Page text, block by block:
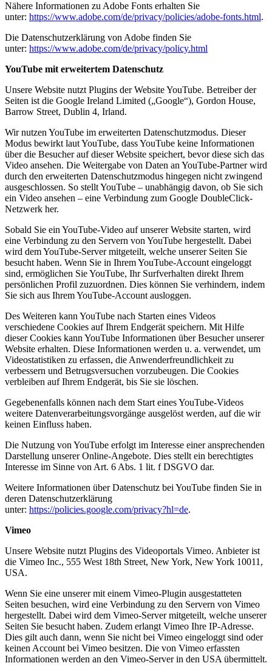
Nähere Informationen zu Adobe Fonts erhalten Sie
unter: https://www.adobe.com/de/privacy/policies/adobe-fonts.html.
Die Datenschutzerklärung von Adobe finden Sie
unter: https://www.adobe.com/de/privacy/policy.html
YouTube mit erweitertem Datenschutz
Unsere Website nutzt Plugins der Website YouTube. Betreiber der
Seiten ist die Google Ireland Limited („Google“), Gordon House,
Barrow Street, Dublin 4, Irland.
Wir nutzen YouTube im erweiterten Datenschutzmodus. Dieser
Modus bewirkt laut YouTube, dass YouTube keine Informationen
über die Besucher auf dieser Website speichert, bevor diese sich das
Video ansehen. Die Weitergabe von Daten an YouTube-Partner wird
durch den erweiterten Datenschutzmodus hingegen nicht zwingend
ausgeschlossen. So stellt YouTube – unabhängig davon, ob Sie sich
ein Video ansehen – eine Verbindung zum Google DoubleClick-
Netzwerk her.
Sobald Sie ein YouTube-Video auf unserer Website starten, wird
eine Verbindung zu den Servern von YouTube hergestellt. Dabei
wird dem YouTube-Server mitgeteilt, welche unserer Seiten Sie
besucht haben. Wenn Sie in Ihrem YouTube-Account eingeloggt
sind, ermöglichen Sie YouTube, Ihr Surfverhalten direkt Ihrem
persönlichen Profil zuzuordnen. Dies können Sie verhindern, indem
Sie sich aus Ihrem YouTube-Account ausloggen.
Des Weiteren kann YouTube nach Starten eines Videos
verschiedene Cookies auf Ihrem Endgerät speichern. Mit Hilfe
dieser Cookies kann YouTube Informationen über Besucher unserer
Website erhalten. Diese Informationen werden u. a. verwendet, um
Videostatistiken zu erfassen, die Anwenderfreundlichkeit zu
verbessern und Betrugsversuchen vorzubeugen. Die Cookies
verbleiben auf Ihrem Endgerät, bis Sie sie löschen.
Gegebenenfalls können nach dem Start eines YouTube-Videos
weitere Datenverarbeitungsvorgänge ausgelöst werden, auf die wir
keinen Einfluss haben.
Die Nutzung von YouTube erfolgt im Interesse einer ansprechenden
Darstellung unserer Online-Angebote. Dies stellt ein berechtigtes
Interesse im Sinne von Art. 6 Abs. 1 lit. f DSGVO dar.
Weitere Informationen über Datenschutz bei YouTube finden Sie in
deren Datenschutzerklärung
unter: https://policies.google.com/privacy?hl=de.
Vimeo
Unsere Website nutzt Plugins des Videoportals Vimeo. Anbieter ist
die Vimeo Inc., 555 West 18th Street, New York, New York 10011,
USA.
Wenn Sie eine unserer mit einem Vimeo-Plugin ausgestatteten
Seiten besuchen, wird eine Verbindung zu den Servern von Vimeo
hergestellt. Dabei wird dem Vimeo-Server mitgeteilt, welche unserer
Seiten Sie besucht haben. Zudem erlangt Vimeo Ihre IP-Adresse.
Dies gilt auch dann, wenn Sie nicht bei Vimeo eingeloggt sind oder
keinen Account bei Vimeo besitzen. Die von Vimeo erfassten
Informationen werden an den Vimeo-Server in den USA übermittelt.